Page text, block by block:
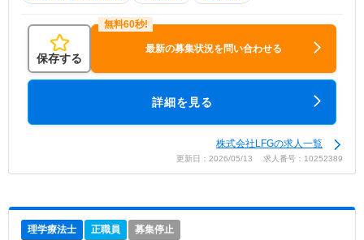
保存する
最新の募集状況を問い合わせる
詳細を見る
株式会社LFGの求人一覧
更新日：2026/05/13 求人番号：10252389
理学療法士 正職員 募集停止